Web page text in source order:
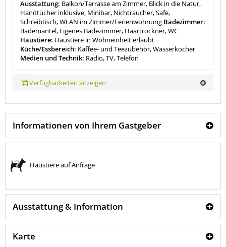
Ausstattung: Balkon/Terrasse am Zimmer, Blick in die Natur,
Handtücher inklusive, Minibar, Nichtraucher, Safe,
Schreibtisch, WLAN im Zimmer/Ferienwohnung Badezimmer:
Bademantel, Eigenes Badezimmer, Haartrockner, WC
Haustiere: Haustiere in Wohneinheit erlaubt
Küche/Essbereich: Kaffee- und Teezubehör, Wasserkocher
Medien und Technik: Radio, TV, Telefon
Verfügbarkeiten anzeigen
Informationen von Ihrem Gastgeber
Haustiere auf Anfrage
Ausstattung & Information
Karte